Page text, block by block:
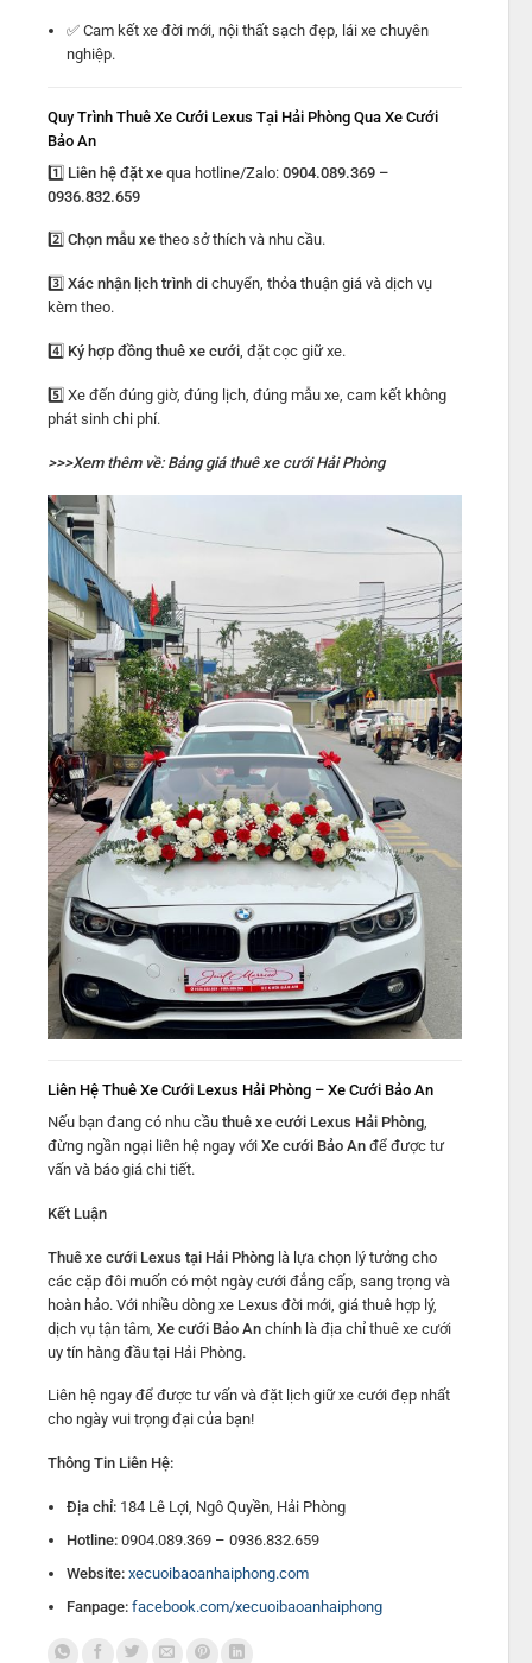
✅ Cam kết xe đời mới, nội thất sạch đẹp, lái xe chuyên
nghiệp.
Quy Trình Thuê Xe Cưới Lexus Tại Hải Phòng Qua Xe Cưới
Bảo An
1️⃣ Liên hệ đặt xequa hotline/Zalo: 0904.089.369 –
0936.832.659
2️⃣ Chọn mẫu xetheo sở thích và nhu cầu.
3️⃣ Xác nhận lịch trìnhdi chuyển, thỏa thuận giá và dịch vụ
kèm theo.
4️⃣ Ký hợp đồng thuê xe cưới, đặt cọc giữ xe.
5️⃣ Xe đến đúng giờ, đúng lịch, đúng mẫu xe, cam kết không
phát sinh chi phí.
>>>Xem thêm về: Bảng giá thuê xe cưới Hải Phòng
Liên Hệ Thuê Xe Cưới Lexus Hải Phòng – Xe Cưới Bảo An
Nếu bạn đang có nhu cầu thuê xe cưới Lexus Hải Phòng,
đừng ngần ngại liên hệ ngay với Xe cưới Bảo Anđể được tư
vấn và báo giá chi tiết.
Kết Luận
Thuê xe cưới Lexus tại Hải Phònglà lựa chọn lý tưởng cho
các cặp đôi muốn có một ngày cưới đẳng cấp, sang trọng và
hoàn hảo. Với nhiều dòng xe Lexus đời mới, giá thuê hợp lý,
dịch vụ tận tâm, Xe cưới Bảo Anchính là địa chỉ thuê xe cưới
uy tín hàng đầu tại Hải Phòng.
Liên hệ ngay để được tư vấn và đặt lịch giữ xe cưới đẹp nhất
cho ngày vui trọng đại của bạn!
Thông Tin Liên Hệ:
Địa chỉ: 184 Lê Lợi, Ngô Quyền, Hải Phòng
Hotline: 0904.089.369 – 0936.832.659
Website: xecuoibaoanhaiphong.com
Fanpage: facebook.com/xecuoibaoanhaiphong